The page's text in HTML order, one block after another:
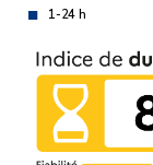
1-24 h